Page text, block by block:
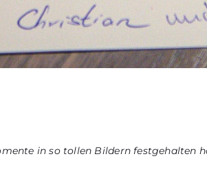
in so tollen Bildern festgehalten